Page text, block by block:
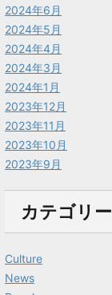
2024年6月
2024年5月
2024年4月
2024年3月
2024年1月
2023年12月
2023年11月
2023年10月
2023年9月
カテゴリー
Culture
News